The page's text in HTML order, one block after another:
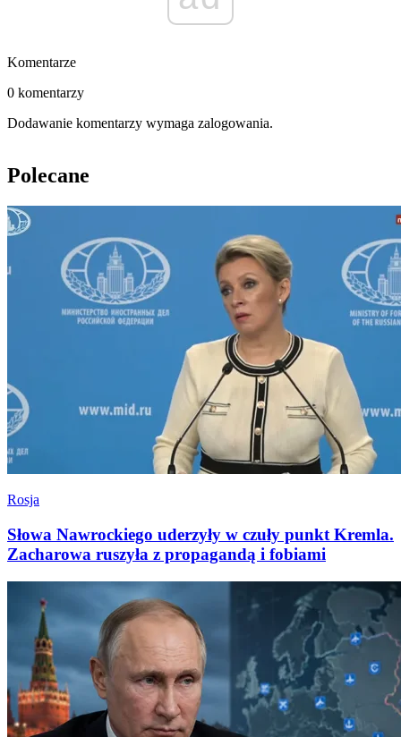
Komentarze
0 komentarzy
Dodawanie komentarzy wymaga zalogowania.
Polecane
Rosja
Słowa Nawrockiego uderzyły w czuły punkt Kremla.
Zacharowa ruszyła z propagandą i fobiami